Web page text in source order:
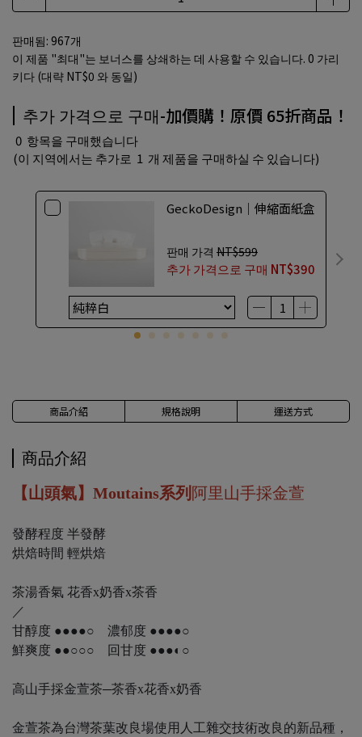
판매됨: 967개
이 제품 "최대"는 보너스를 상쇄하는 데 사용할 수 있습니다. 0 가리
키다 (대략 NT$0 와 동일)
추가 가격으로 구매-加價購！原價 65折商品！
0 항목을 구매했습니다
(이 지역에서는 추가로 1 개 제품을 구매하실 수 있습니다)
GeckoDesign｜伸縮面紙盒
판매 가격 NT$599
추가 가격으로 구매 NT$390
商品介紹 規格說明 運送方式
商品介紹
【山頭氣】Moutains系列 阿里山手採金萱
發酵程度 半發酵
烘焙時間 輕烘焙
茶湯香氣 花香x奶香x茶香
／
甘醇度 ●●●●○ 濃郁度 ●●●●○
鮮爽度 ●●○○○ 回甘度 ●●●◐○
高山手採金萱茶─茶香x花香x奶香
金萱茶為台灣茶葉改良場使用人工雜交技術改良的新品種，